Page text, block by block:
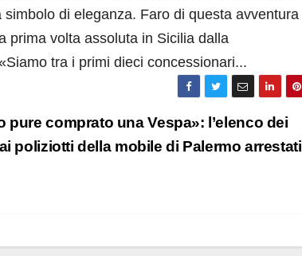
di eleganza. Faro di questa avventura
prima volta assoluta in Sicilia dalla
tra i primi dieci concessionari...
pure comprato una Vespa»: l’elenco dei
poliziotti della mobile di Palermo arrestati